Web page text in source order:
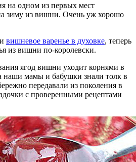
на одном из первых мест
зиму из вишни. Очень уж хорошо
вишневое варенье в духовке, теперь
из вишни по-королевски.
ягод вишни уходит корнями в
наши мамы и бабушки знали толк в
передавали из поколения в
с проверенными рецептами